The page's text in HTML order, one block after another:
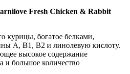
Fresh Chicken & Rabbit
курицы, богатое белками,
А, В1, В2 и линолевую кислоту.
высокое содержание
и большое количество